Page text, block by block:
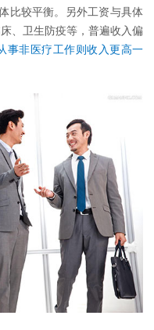
比较平衡。另外工资与具体
、卫生防疫等，普遍收入偏
事非医疗工作则收入更高一